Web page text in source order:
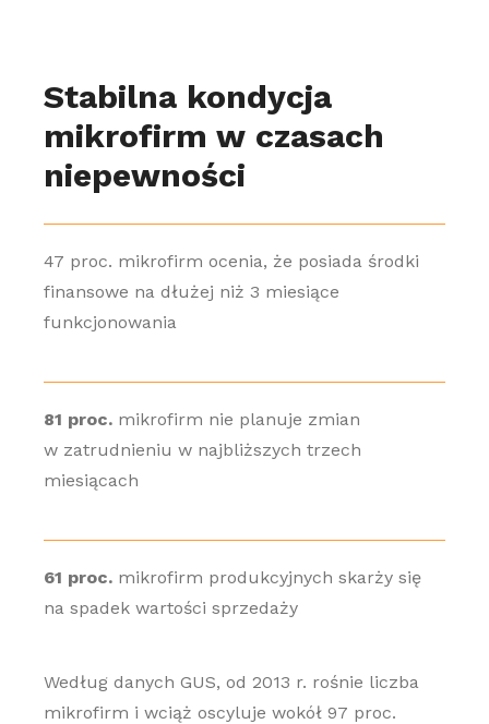
Stabilna kondycja
mikrofirm w czasach
niepewności
47 proc. mikrofirm ocenia, że posiada środki
finansowe na dłużej niż 3 miesiące
funkcjonowania
81 proc.mikrofirm nie planuje zmian
w zatrudnieniu w najbliższych trzech
miesiącach
61 proc.mikrofirm produkcyjnych skarży się
na spadek wartości sprzedaży
Według danych GUS, od 2013 r. rośnie liczba
mikrofirm i wciąż oscyluje wokół 97 proc.